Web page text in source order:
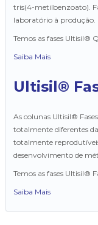
tris(4-metilbenzoato).
laboratório à produção.
Temos as fases Ultisil®
Saiba Mais
Ultisil®
As colunas Ultisil®
totalmente diferentes
totalmente
desenvolvimento de
Temos as fases Ultisil®
Saiba Mais